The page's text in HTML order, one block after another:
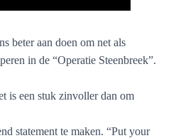
beter aan doen om net als
in de “Operatie Steenbreek”.
is een stuk zinvoller dan om
statement te maken. “Put your